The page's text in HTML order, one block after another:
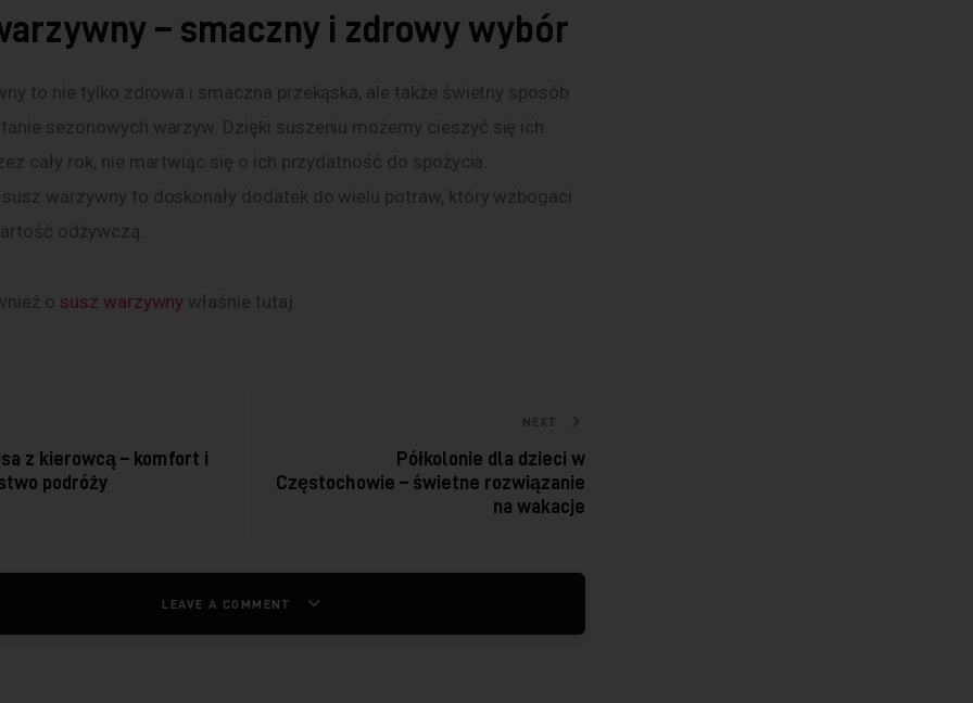
– smaczny i zdrowy wybór
to nie tylko zdrowa i smaczna przekąska, ale także świetny sposób
sezonowych warzyw. Dzięki suszeniu możemy cieszyć się ich
cały rok, nie martwiąc się o ich przydatność do spożycia.
warzywny to doskonały dodatek do wielu potraw, który wzbogaci
odżywczą.
o susz warzywny właśnie tutaj.
wpisu
z kierowcą – komfort i
podróży
NEXT
Półkolonie dla dzieci w
Częstochowie – świetne rozwiązanie
na wakacje
LEAVE A COMMENT